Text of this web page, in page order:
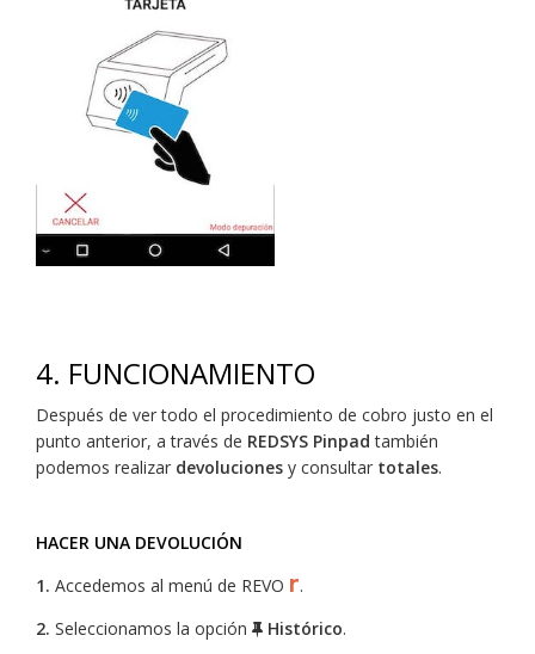
4. FUNCIONAMIENTO
Después de ver todo el procedimiento de cobro justo en el
punto anterior, a través de REDSYS Pinpad también
podemos realizar devoluciones y consultar totales.
HACER UNA DEVOLUCIÓN
1. Accedemos al menú de REVO r.
2. Seleccionamos la opción Histórico.